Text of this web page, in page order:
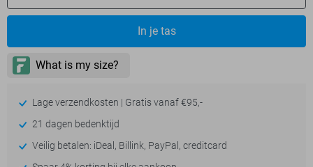
In je tas
Lage verzendkosten | Gratis vanaf €95,-
21 dagen bedenktijd
Veilig betalen: iDeal, Billink, PayPal, creditcard